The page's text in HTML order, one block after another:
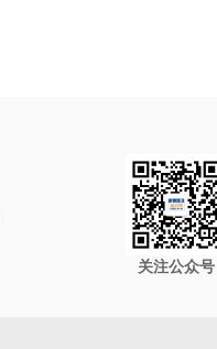
关注公众号